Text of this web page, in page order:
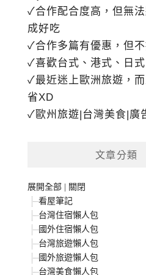
✓合作配合度高，但無
成好吃
✓合作多篇有優惠，但
✓喜歡台式、港式、日
✓最近迷上歐洲旅遊，
省XD
✓歐州旅遊|台灣美食|廣
文章分類
展開全部
關閉
看屋筆記
台灣住宿懶人包
國外住宿懶人包
台灣旅遊懶人包
國外旅遊懶人包
台灣美食懶人包